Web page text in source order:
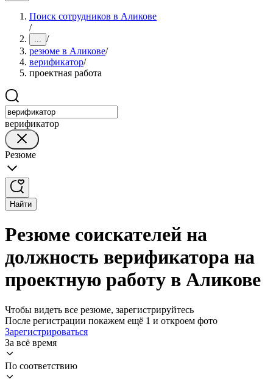
Поиск сотрудников в Аликове
/
... /
резюме в Аликове/
верификатор/
проектная работа
верификатор
Резюме
Найти
Резюме соискателей на
должность верификатора на
проектную работу в Аликове
Чтобы видеть все резюме, зарегистрируйтесь
После регистрации покажем ещё 1 и откроем фото
Зарегистрироваться
За всё время
По соответствию